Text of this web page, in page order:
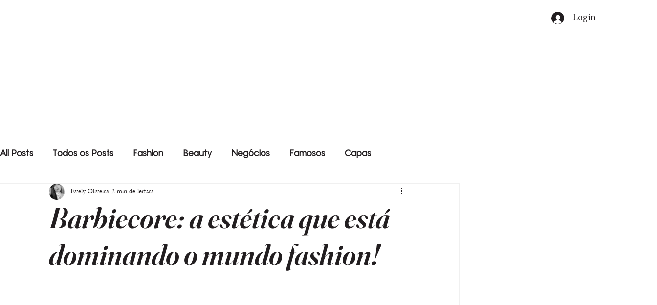
Login
All Posts Todos os Posts Fashion Beauty Negócios Famosos Capas
Barbiecore: a estética que está
dominando o mundo fashion!
Evely Oliveira 2 min de leitura